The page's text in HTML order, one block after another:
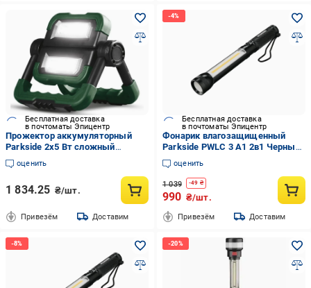
Бесплатная доставка
в почтоматы Эпицентр
Прожектор аккумуляторный
Parkside 2x5 Вт сложный
функция Powerbank 2 COB
светодиоды магнит подставка
литий-ионный аккумулятор 5 Ач
оценить
1 834.25 ₴/шт.
Привезём Доставим
Бесплатная доставка
в почтоматы Эпицентр
Фонарик влагозащищенный
Parkside PWLC 3 A1 2в1 Черный
(562507)
оценить
1 039 -49 ₴
990 ₴/шт.
Привезём Доставим